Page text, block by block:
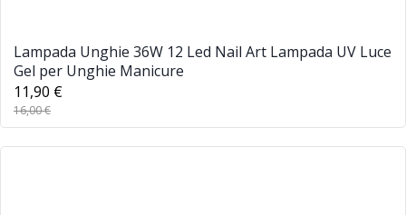
Lampada Unghie 36W 12 Led Nail Art Lampada UV Luce
Gel per Unghie Manicure
11,90 €
16,00 €